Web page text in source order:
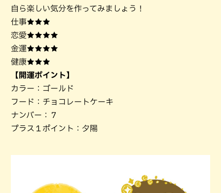
自ら楽しい気分を作ってみましょう！
仕事★★★
恋愛★★★★
金運★★★★
健康★★★
【開運ポイント】
カラー：ゴールド
フード：チョコレートケーキ
ナンバー：７
プラス１ポイント：夕陽